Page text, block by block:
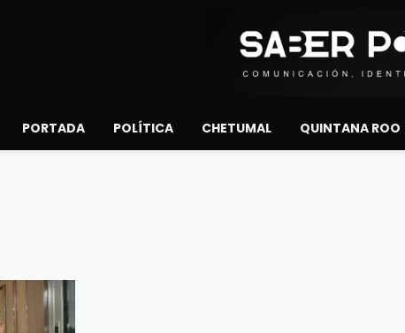
PORTADA POLÍTICA CHETUMAL QUINTANA ROO